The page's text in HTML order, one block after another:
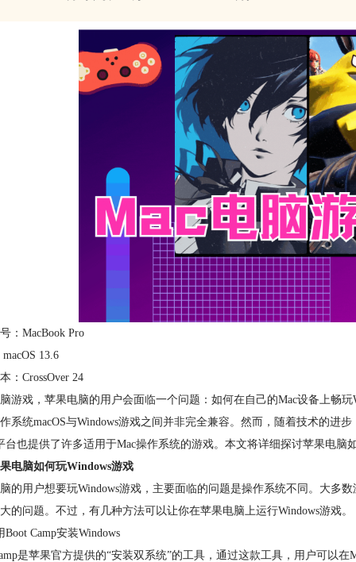
：MacBook Pro
13.6
：CrossOver 24
游戏，苹果电脑的用户会面临一个问题：如何在自己的Mac设备上畅
系统macOS与Windows游戏之间并非完全兼容。然而，随着技术的进
台也提供了许多适用于Mac操作系统的游戏。本文将详细探讨苹果电脑
电脑如何玩Windows游戏
的用户想要玩Windows游戏，主要面临的问题是操作系统不同。大多
的问题。不过，有几种方法可以让你在苹果电脑上运行Windows游戏。
Boot Camp安装Windows
是苹果官方提供的“安装双系统”的工具，通过这款工具，用户可以